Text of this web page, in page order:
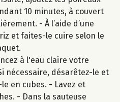
10 minutes, à couvert
- À l’aide d’une
et faites-le cuire selon le
à l'eau claire votre
nécessaire, désarêtez-le et
en cubes. - Lavez et
- Dans la sauteuse